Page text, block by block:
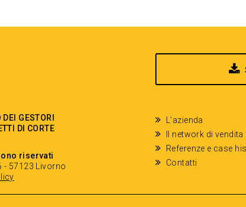
GESTORI
DI CORTE
riservati
- 57123 Livorno
L'azienda
Il network di vendita
Referenze e case
Contatti